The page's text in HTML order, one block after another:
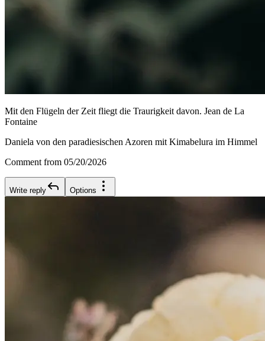
Mit den Flügeln der Zeit fliegt die Traurigkeit davon. Jean de La
Fontaine
Daniela von den paradiesischen Azoren mit Kimabelura im Himmel
Comment from 05/20/2026
Write reply Options